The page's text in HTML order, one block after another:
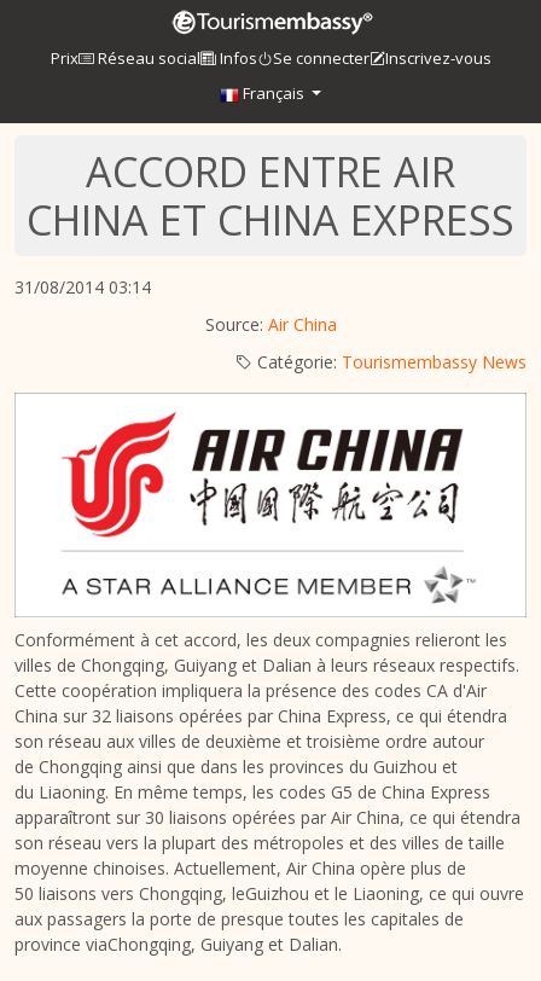
Prix Réseau social Infos Se connecter
Inscrivez-vous
Français
ACCORD ENTRE AIR
CHINA ET CHINA EXPRESS
31/08/2014 03:14
Source: Air China
Catégorie: Tourismembassy News
Conformément à cet accord, les deux compagnies relieront les
villes de Chongqing, Guiyang et Dalian à leurs réseaux respectifs.
Cette coopération impliquera la présence des codes CA d'Air
China sur 32 liaisons opérées par China Express, ce qui étendra
son réseau aux villes de deuxième et troisième ordre autour
de Chongqing ainsi que dans les provinces du Guizhou et
du Liaoning. En même temps, les codes G5 de China Express
apparaîtront sur 30 liaisons opérées par Air China, ce qui étendra
son réseau vers la plupart des métropoles et des villes de taille
moyenne chinoises. Actuellement, Air China opère plus de
50 liaisons vers Chongqing, leGuizhou et le Liaoning, ce qui ouvre
aux passagers la porte de presque toutes les capitales de
province viaChongqing, Guiyang et Dalian.